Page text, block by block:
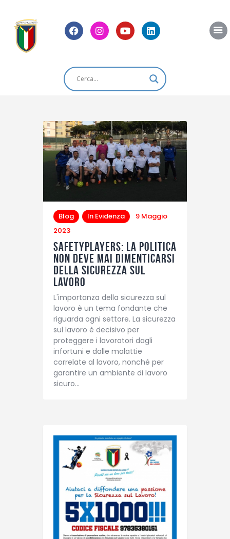
Home
News
Blog
Eventi
Shop
Blog In Evidenza
9 Maggio
2023
Safetyplayers: la politica
non deve mai dimenticarsi
della Sicurezza sul
Lavoro
L'importanza della sicurezza sul
lavoro è un tema fondante che
riguarda ogni settore. La sicurezza
sul lavoro è decisivo per
proteggere i lavoratori dagli
infortuni e dalle malattie
correlate al lavoro, nonché per
garantire un ambiente di lavoro
sicuro…